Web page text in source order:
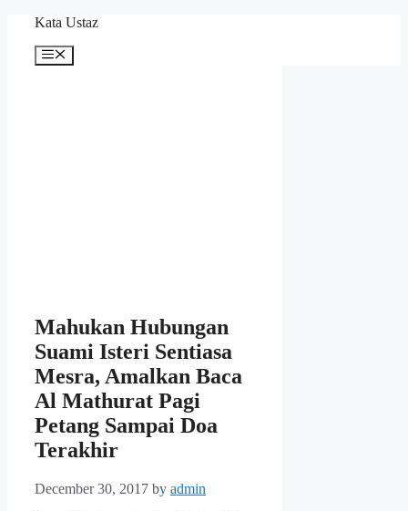
content
Kata Ustaz
Menu
Mahukan Hubungan
Suami Isteri Sentiasa
Mesra, Amalkan Baca
Al Mathurat Pagi
Petang Sampai Doa
Terakhir
December 30, 2017 by admin